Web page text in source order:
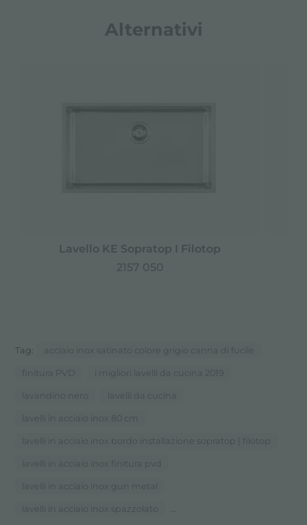
Alternativi
Lavello KE Sopratop I Filotop
2157 050
Tag: acciaio inox satinato colore grigio canna di fucile
finitura PVD i migliori lavelli da cucina 2019
lavandino nero lavelli da cucina
lavelli in acciaio inox 80 cm
lavelli in acciaio inox bordo installazione sopratop | filotop
lavelli in acciaio inox finitura pvd
lavelli in acciaio inox gun metal
lavelli in acciaio inox spazzolato ...